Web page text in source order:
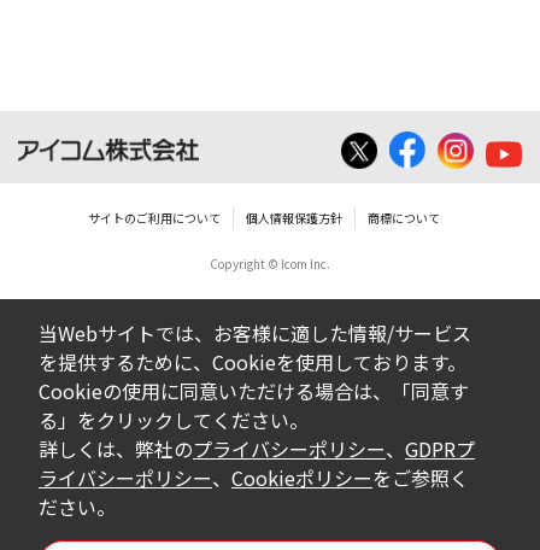
せんのでご了承ください。
告なく改良及び変更される場合があります。
ダウンロードサービスに掲載していますBIOS/
ファームウェアデータにつきましては、パソ
コンの基本システムを制御する重要なデータ
ですから、データの書換中に誤操作や中断に
よって失敗した場合、パソコンが正常に動作
しなくなります。お客様がBIOS/ファームウェ
アデータの書換に失敗され、正常に動作しな
くなった場合、弊社営業所サービス係におき
まして、有償で修理をさせていただきます。
サイトのご利用について 個人情報保護方針 商標について
Copyright © Icom Inc.
当Webサイトでは、お客様に適した情報/サービス
を提供するために、Cookieを使用しております。
Cookieの使用に同意いただける場合は、「同意す
る」をクリックしてください。
詳しくは、弊社のプライバシーポリシー、 GDPRプ
ライバシーポリシー、 Cookieポリシーをご参照く
ださい。